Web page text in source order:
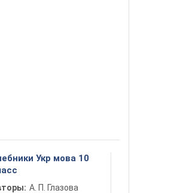
Укр мова 10
А. П. Глазова